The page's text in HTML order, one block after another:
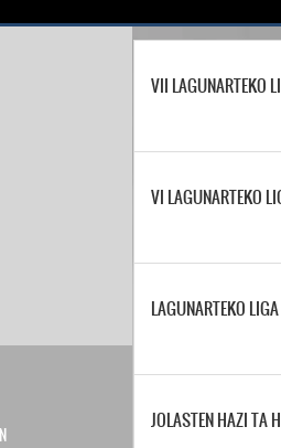
VII LAGUNARTEKO
VI LAGUNARTEKO
LAGUNARTEKO
JOLASTEN HAZI TA